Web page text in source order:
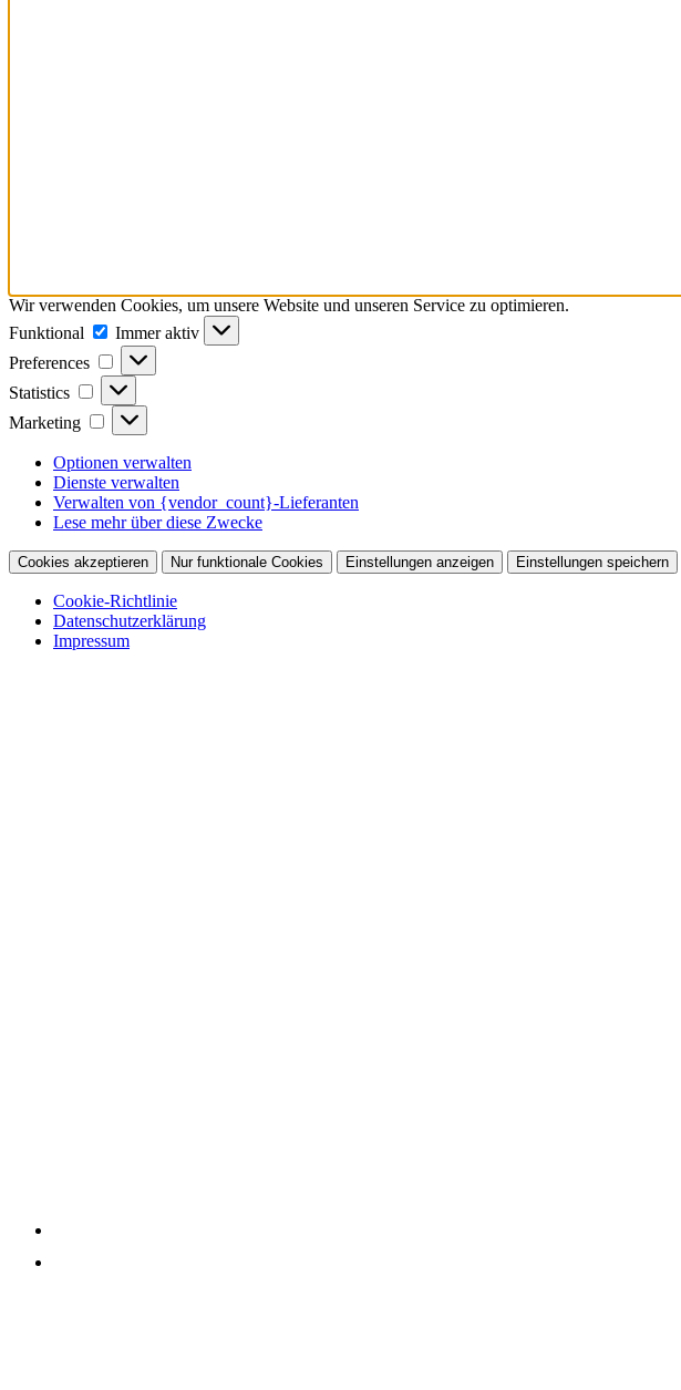
Wir verwenden Cookies, um unsere Website und unseren Service zu optimieren.
Funktional
Funktional
Immer aktiv
Preferences
Preferences
Statistics Statistics
Marketing Marketing
Optionen verwalten
Dienste verwalten
Verwalten von {vendor_count}-Lieferanten
Lese mehr über diese Zwecke
Cookies akzeptieren Nur funktionale Cookies Einstellungen anzeigen Einstellungen speichern
Cookie-Richtlinie
Datenschutzerklärung
Impressum